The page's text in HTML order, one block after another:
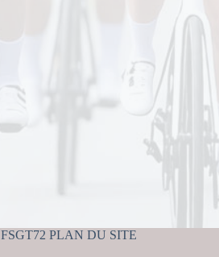
FSGT72 PLAN DU SITE